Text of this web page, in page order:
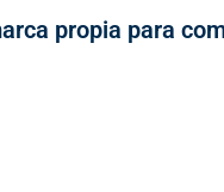
propia para